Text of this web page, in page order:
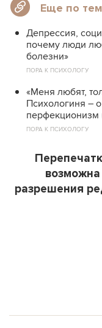
Еще по
Депрессия,
почему люди
болезни»
ПОРА К ПСИХОЛОГУ
«Меня любят,
Психологиня –
перфекционизм
ПОРА К ПСИХОЛОГУ
разрешения